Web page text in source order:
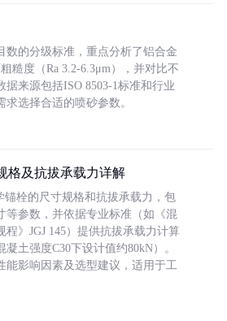
数的分级标准，重点分析了铝合金
糙度（Ra 3.2-6.3μm），并对比不
据来源包括ISO 8503-1标准和行业
选择合适的喷砂参数。
格及抗拔承载力详解
锚栓的尺寸规格和抗拔承载力，包
等参数，并依据专业标准（如《混
》JGJ 145）提供抗拔承载力计算
土强度C30下设计值约80kN）。
能影响因素及选型建议，适用于工